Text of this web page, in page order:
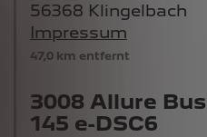
47,0 km entfernt
3008 Allure
145 e-DSC6
56368 Klingelbach
Impressum